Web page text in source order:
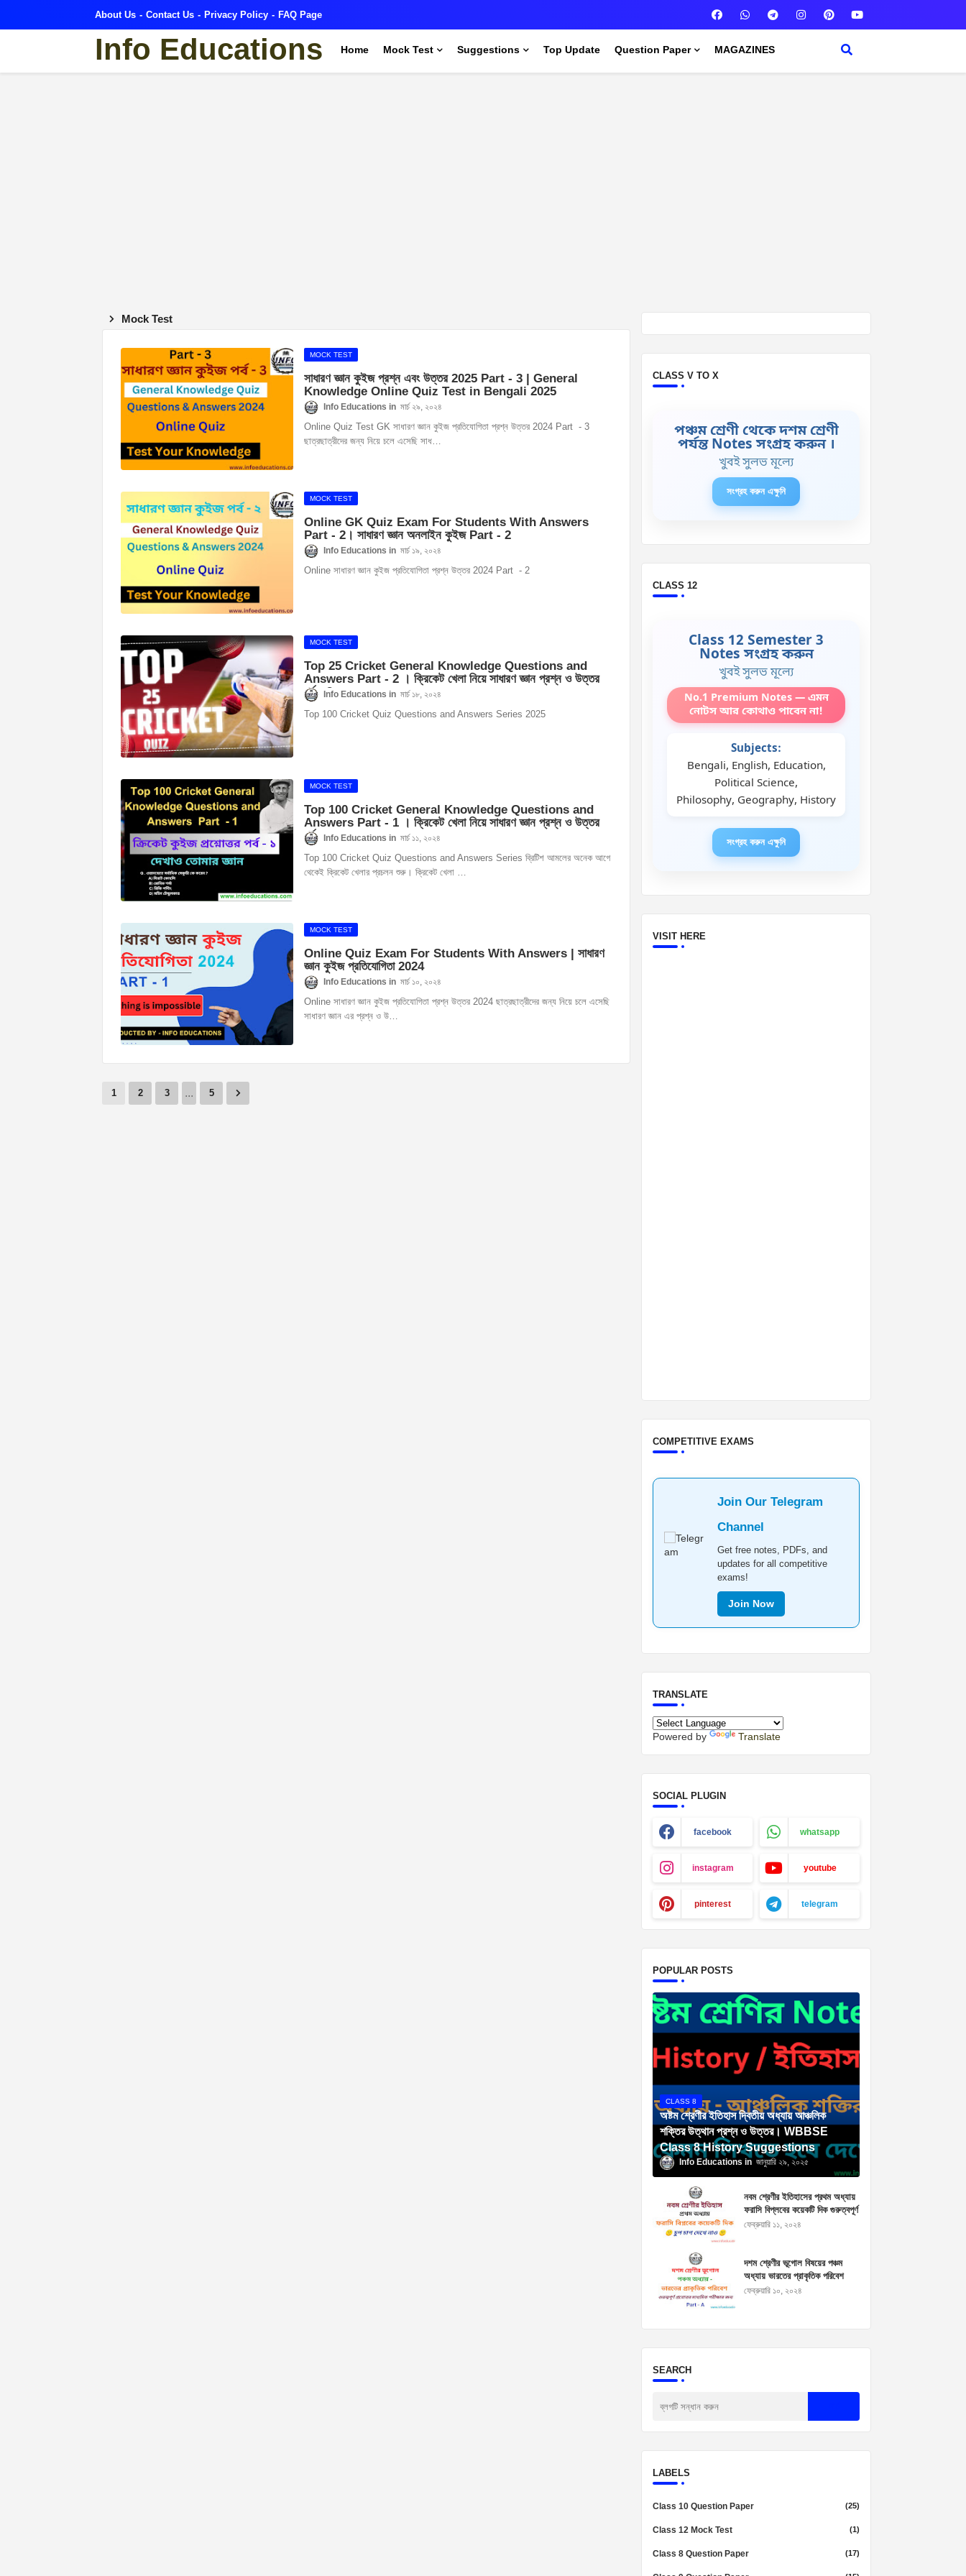
About Us Contact Us Privacy Policy FAQ Page
Info Educations Home Mock Test Suggestions Top Update Question Paper MAGAZINES
Mock Test
MOCK TEST
সাধারণ জ্ঞান কুইজ প্রশ্ন এবং উত্তর 2025 Part - 3 | General
Knowledge Online Quiz Test in Bengali 2025
Info Educations মার্চ ২৯, ২০২৪
Online Quiz Test GK সাধারণ জ্ঞান কুইজ প্রতিযোগিতা প্রশ্ন উত্তর 2024 Part - 3
ছাত্রছাত্রীদের জন্য নিয়ে চলে এসেছি সাধ…
MOCK TEST
Online GK Quiz Exam For Students With Answers
Part - 2। সাধারণ জ্ঞান অনলাইন কুইজ Part - 2
Info Educations মার্চ ১৯, ২০২৪
Online সাধারণ জ্ঞান কুইজ প্রতিযোগিতা প্রশ্ন উত্তর 2024 Part - 2
MOCK TEST
Top 25 Cricket General Knowledge Questions and
Answers Part - 2 । ক্রিকেট খেলা নিয়ে সাধারণ জ্ঞান প্রশ্ন ও উত্তর
পর্ব - 2Info Educations মার্চ ১৮, ২০২৪
Top 100 Cricket Quiz Questions and Answers Series 2025
MOCK TEST
Top 100 Cricket General Knowledge Questions and
Answers Part - 1 । ক্রিকেট খেলা নিয়ে সাধারণ জ্ঞান প্রশ্ন ও উত্তর
পর্ব - ১Info Educations মার্চ ১১, ২০২৪
Top 100 Cricket Quiz Questions and Answers Series ব্রিটিশ আমলের অনেক আগে
থেকেই ক্রিকেট খেলার প্রচলন শুরু। ক্রিকেট খেলা …
MOCK TEST
Online Quiz Exam For Students With Answers | সাধারণ
জ্ঞান কুইজ প্রতিযোগিতা 2024
Info Educations মার্চ ১০, ২০২৪
Online সাধারণ জ্ঞান কুইজ প্রতিযোগিতা প্রশ্ন উত্তর 2024 ছাত্রছাত্রীদের জন্য নিয়ে চলে এসেছি
সাধারণ জ্ঞান এর প্রশ্ন ও উ…
1 2 3 ... 5
CLASS V TO X
পঞ্চম শ্রেণী থেকে দশম শ্রেণী
পর্যন্ত Notes সংগ্রহ করুন ।
খুবই সুলভ মূল্যে
সংগ্রহ করুন এক্ষুনি
CLASS 12
Class 12 Semester 3
Notes সংগ্রহ করুন
খুবই সুলভ মূল্যে
No.1 Premium Notes — এমন
নোটস আর কোথাও পাবেন না!
Subjects:
Bengali, English, Education,
Political Science,
Philosophy, Geography, History
সংগ্রহ করুন এক্ষুনি
VISIT HERE
COMPETITIVE EXAMS
Join Our Telegram
Channel
Get free notes, PDFs, and
updates for all competitive
exams!
Join Now
TRANSLATE
Powered by Translate
SOCIAL PLUGIN
facebook whatsapp
instagram youtube
pinterest telegram
POPULAR POSTS
CLASS 8
অষ্টম শ্রেণীর ইতিহাস দ্বিতীয় অধ্যায় আঞ্চলিক
শক্তির উত্থান প্রশ্ন ও উত্তর। WBBSE
Class 8 History Suggestions
Info Educations জানুয়ারি ২৯, ২০২৫
নবম শ্রেণীর ইতিহাসের প্রথম অধ্যায়
ফরাসি বিপ্লবের কয়েকটি দিক গুরুত্বপূর্ণ
প্রশ্নোত্তর । Class 9 History
ফেব্রুয়ারি ১১, ২০২৪
দশম শ্রেণীর ভূগোল বিষয়ের পঞ্চম
অধ্যায় ভারতের প্রাকৃতিক পরিবেশ
প্রশ্নোত্তর। Madhyamik
ফেব্রুয়ারি ১০, ২০২৪
SEARCH
LABELS
Class 10 Question Paper (25)
Class 12 Mock Test (1)
Class 8 Question Paper (17)